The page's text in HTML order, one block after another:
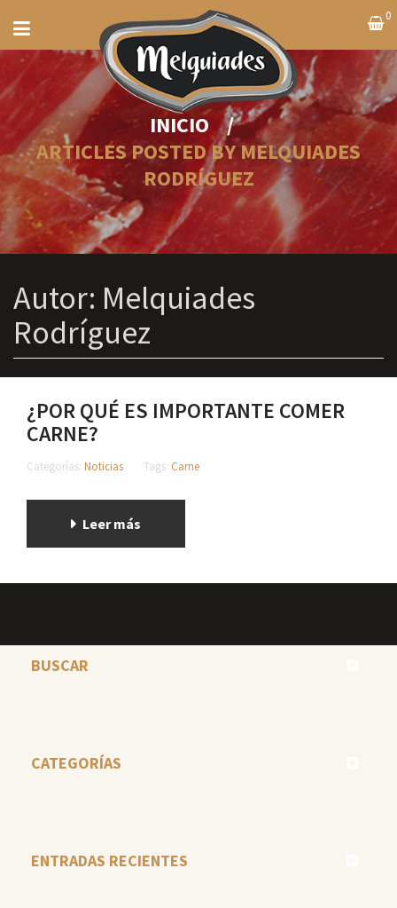
0
INICIO
/
ARTICLES POSTED BY MELQUIADES
RODRÍGUEZ
Autor: Melquiades
Rodríguez
¿POR QUÉ ES IMPORTANTE COMER
CARNE?
Categorías: Noticias Tags: Carne
Leer más
BUSCAR
CATEGORÍAS
ENTRADAS RECIENTES